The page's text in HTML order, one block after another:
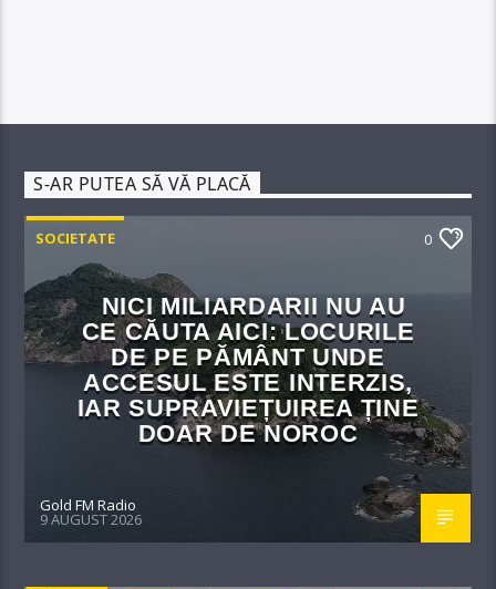
S-AR PUTEA SĂ VĂ PLACĂ
SOCIETATE 0
NICI MILIARDARII NU AU
CE CĂUTA AICI: LOCURILE
DE PE PĂMÂNT UNDE
ACCESUL ESTE INTERZIS,
IAR SUPRAVIEȚUIREA ȚINE
DOAR DE NOROC
Gold FM Radio
9 AUGUST 2026